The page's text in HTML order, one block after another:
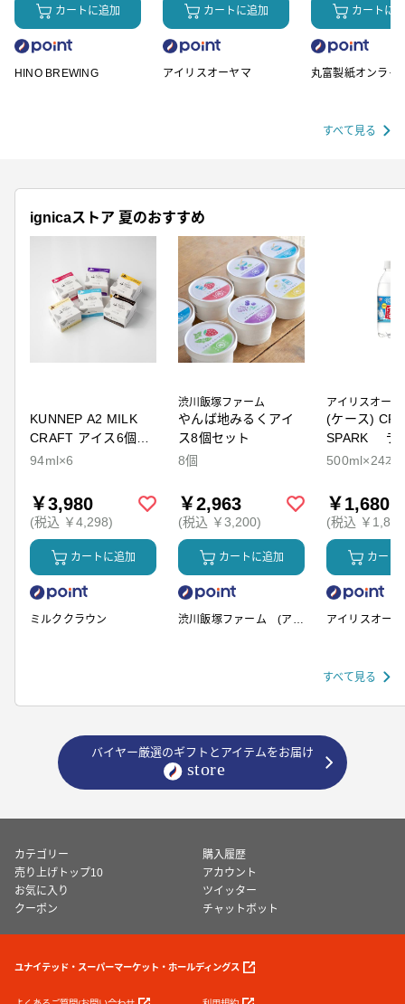
カートに追加
HINO BREWING
カートに追加
アイリスオーヤマ
カートに
丸富製紙オンライ
すべて見る
ignicaストア 夏のおすすめ
KUNNEP A2 MILK
CRAFT アイス6個セ
ット
94ml×6
￥3,980
(税込 ￥4,298)
カートに追加
ミルククラウン
渋川飯塚ファーム
やんば地みるくアイ
ス8個セット
8個
￥2,963
(税込 ￥3,200)
カートに追加
渋川飯塚ファーム (アイ
アイリスオーヤ
(ケース)
SPARK ラ
500ml×24本
￥1,680
(税込 ￥
カート
アイリスオー
すべて見る
バイヤー厳選のギフトとアイテムをお届け
カテゴリー
購入履歴
売り上げトップ10
アカウント
お気に入り
ツイッター
クーポン
チャットボット
ユナイテッド・スーパーマーケット・ホールディングス